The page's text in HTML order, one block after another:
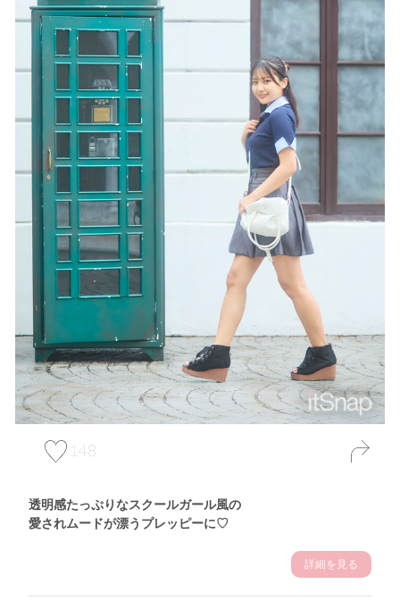
148
透明感たっぷりなスクールガール風の
愛されムードが漂うプレッピーに♡
詳細を見る